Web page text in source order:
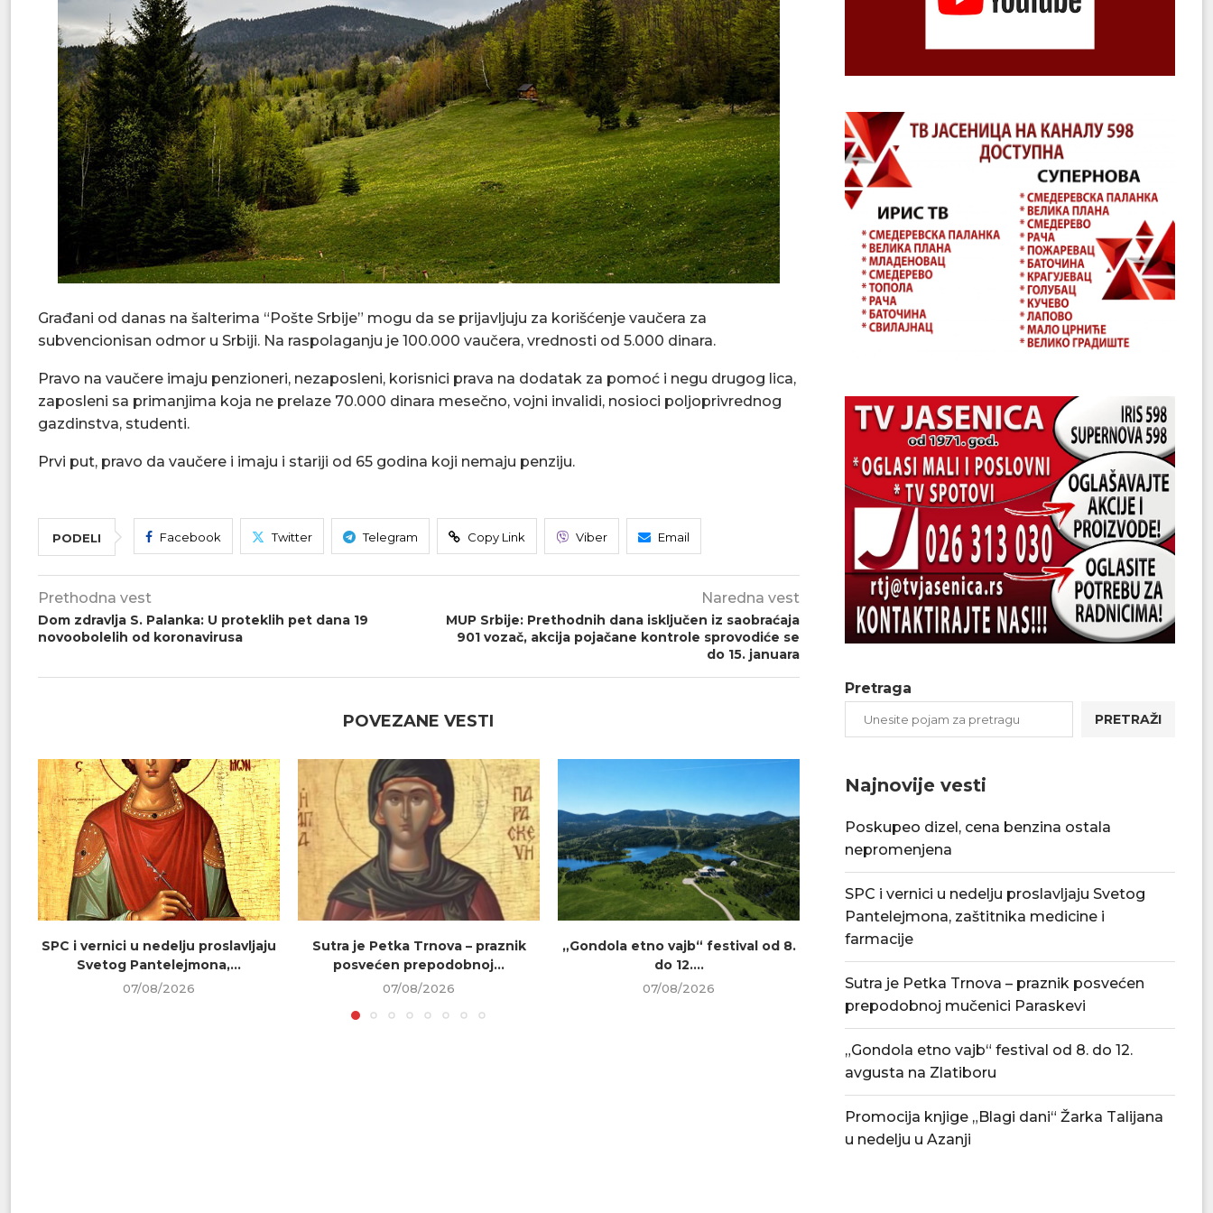
Građani od danas na šalterima “Pošte Srbije” mogu da se prijavljuju za korišćenje vaučera za
subvencionisan odmor u Srbiji. Na raspolaganju je 100.000 vaučera, vrednosti od 5.000 dinara.
Pravo na vaučere imaju penzioneri, nezaposleni, korisnici prava na dodatak za pomoć i negu drugog lica,
zaposleni sa primanjima koja ne prelaze 70.000 dinara mesečno, vojni invalidi, nosioci poljoprivrednog
gazdinstva, studenti.
Prvi put, pravo da vaučere i imaju i stariji od 65 godina koji nemaju penziju.
PODELI Facebook Twitter Telegram Copy Link Viber Email
Prethodna vest
Dom zdravlja S. Palanka: U proteklih pet dana 19
novoobolelih od koronavirusa
Naredna vest
MUP Srbije: Prethodnih dana isključen iz saobraćaja
901 vozač, akcija pojačane kontrole sprovodiće se
do 15. januara
POVEZANE VESTI
SPC i vernici u nedelju proslavljaju
Svetog Pantelejmona,...
07/08/2026
Sutra je Petka Trnova – praznik
posvećen prepodobnoj...
07/08/2026
„Gondola etno vajb“ festival od 8.
do 12....
07/08/2026
Tradicionalna Azanjska pogačijada
8. avgusta
07/08/2026
Pretraga
PRETRAŽI
Najnovije vesti
Poskupeo dizel, cena benzina ostala
nepromenjena
SPC i vernici u nedelju proslavljaju Svetog
Pantelejmona, zaštitnika medicine i
farmacije
Sutra je Petka Trnova – praznik posvećen
prepodobnoj mučenici Paraskevi
„Gondola etno vajb“ festival od 8. do 12.
avgusta na Zlatiboru
Promocija knjige „Blagi dani“ Žarka Talijana
u nedelju u Azanji